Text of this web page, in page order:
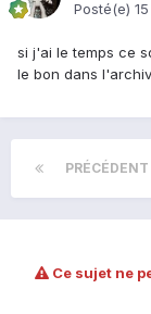
Posté(e)
si j'ai le temps ce
le bon dans
PRÉCÉDENT
Ce sujet ne